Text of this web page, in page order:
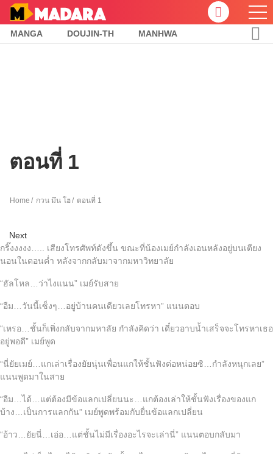
MANGA DOUJIN-TH MANHWA
ตอนที่ 1
Home กวน มึน โฮ ตอนที่ 1
Next
กริ๊งงงงง….. เสียงโทรศัพท์ดังขึ้น ขณะที่น้องเมย์กำลังเอนหลังอยู่บนเตียง
นอนในตอนค่ำ หลังจากกลับมาจากมหาวิทยาลัย
“ฮัลโหล…ว่าไงแนน” เมย์รับสาย
“อืม…วันนี้เซ็งๆ…อยู่บ้านคนเดียวเลยโทรหา” แนนตอบ
“เหรอ…ชั้นก็เพิ่งกลับจากมหาลัย กำลังคิดว่า เดี๋ยวอาบน้ำเสร็จจะโทรหาเธอ
อยู่พอดี” เมย์พูด
“นี่ยัยเมย์…แกเล่าเรื่องยัยนุ่นเพื่อนแกให้ชั้นฟังต่อหน่อยซิ…กำลังหนุกเลย”
แนนพูดมาในสาย
“อืม…ได้…แต่ต้องมีข้อแลกเปลี่ยนนะ…แกต้องเล่าให้ชั้นฟังเรื่องของแก
บ้าง…เป็นการแลกกัน” เมย์พูดพร้อมกับยื่นข้อแลกเปลี่ยน
“อ้าว…ยัยนี่…เอ่อ…แต่ชั้นไม่มีเรื่องอะไรจะเล่านี่” แนนตอบกลับมา